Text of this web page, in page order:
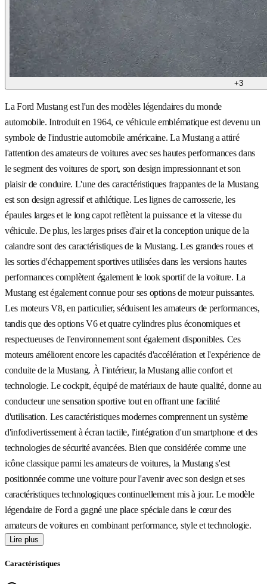
+3
La Ford Mustang est l'un des modèles légendaires du monde
automobile. Introduit en 1964, ce véhicule emblématique est devenu un
symbole de l'industrie automobile américaine. La Mustang a attiré
l'attention des amateurs de voitures avec ses hautes performances dans
le segment des voitures de sport, son design impressionnant et son
plaisir de conduire. L'une des caractéristiques frappantes de la Mustang
est son design agressif et athlétique. Les lignes de carrosserie, les
épaules larges et le long capot reflètent la puissance et la vitesse du
véhicule. De plus, les larges prises d'air et la conception unique de la
calandre sont des caractéristiques de la Mustang. Les grandes roues et
les sorties d'échappement sportives utilisées dans les versions hautes
performances complètent également le look sportif de la voiture. La
Mustang est également connue pour ses options de moteur puissantes.
Les moteurs V8, en particulier, séduisent les amateurs de performances,
tandis que des options V6 et quatre cylindres plus économiques et
respectueuses de l'environnement sont également disponibles. Ces
moteurs améliorent encore les capacités d'accélération et l'expérience de
conduite de la Mustang. À l'intérieur, la Mustang allie confort et
technologie. Le cockpit, équipé de matériaux de haute qualité, donne au
conducteur une sensation sportive tout en offrant une facilité
d'utilisation. Les caractéristiques modernes comprennent un système
d'infodivertissement à écran tactile, l'intégration d'un smartphone et des
technologies de sécurité avancées. Bien que considérée comme une
icône classique parmi les amateurs de voitures, la Mustang s'est
positionnée comme une voiture pour l'avenir avec son design et ses
caractéristiques technologiques continuellement mis à jour. Le modèle
légendaire de Ford a gagné une place spéciale dans le cœur des
amateurs de voitures en combinant performance, style et technologie.
Lire plus
Caractéristiques